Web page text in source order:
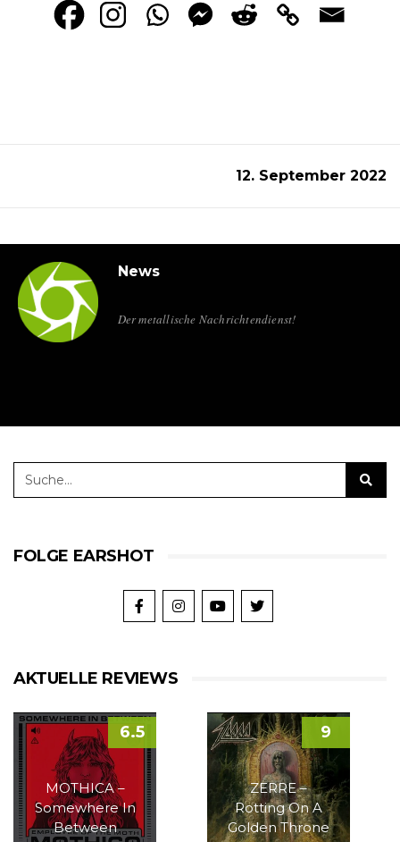
12. September 2022
News
Der metallische Nachrichtendienst!
FOLGE EARSHOT
AKTUELLE REVIEWS
MOTHICA –
Somewhere In
Between
6.5
ZERRE –
Rotting On A
Golden Throne
9